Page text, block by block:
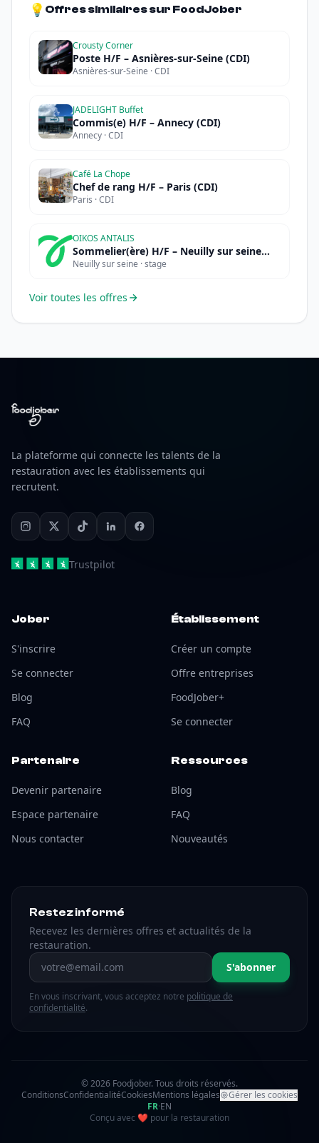
💡 Offres similaires sur FoodJober
Crousty Corner
Poste H/F – Asnières-sur-Seine (CDI)
Asnières-sur-Seine · CDI
JADELIGHT Buffet
Commis(e) H/F – Annecy (CDI)
Annecy · CDI
Café La Chope
Chef de rang H/F – Paris (CDI)
Paris · CDI
OIKOS ANTALIS
Sommelier(ère) H/F – Neuilly sur seine
(STAGE)
Neuilly sur seine · stage
Voir toutes les offres
La plateforme qui connecte les talents de la
restauration avec les établissements qui
recrutent.
Trustpilot
Jober
S'inscrire
Se connecter
Blog
FAQ
Établissement
Créer un compte
Offre entreprises
FoodJober+
Se connecter
Partenaire
Devenir partenaire
Espace partenaire
Nous contacter
Ressources
Blog
FAQ
Nouveautés
Restez informé
Recevez les dernières offres et actualités de la
restauration.
Adresse email S'abonner
En vous inscrivant, vous acceptez notre politique de
confidentialité.
© 2026 Foodjober. Tous droits réservés.
ConditionsConfidentialitéCookiesMentions légales
Gérer les cookies
FR·EN
Conçu avec ❤ amour
pour la restauration